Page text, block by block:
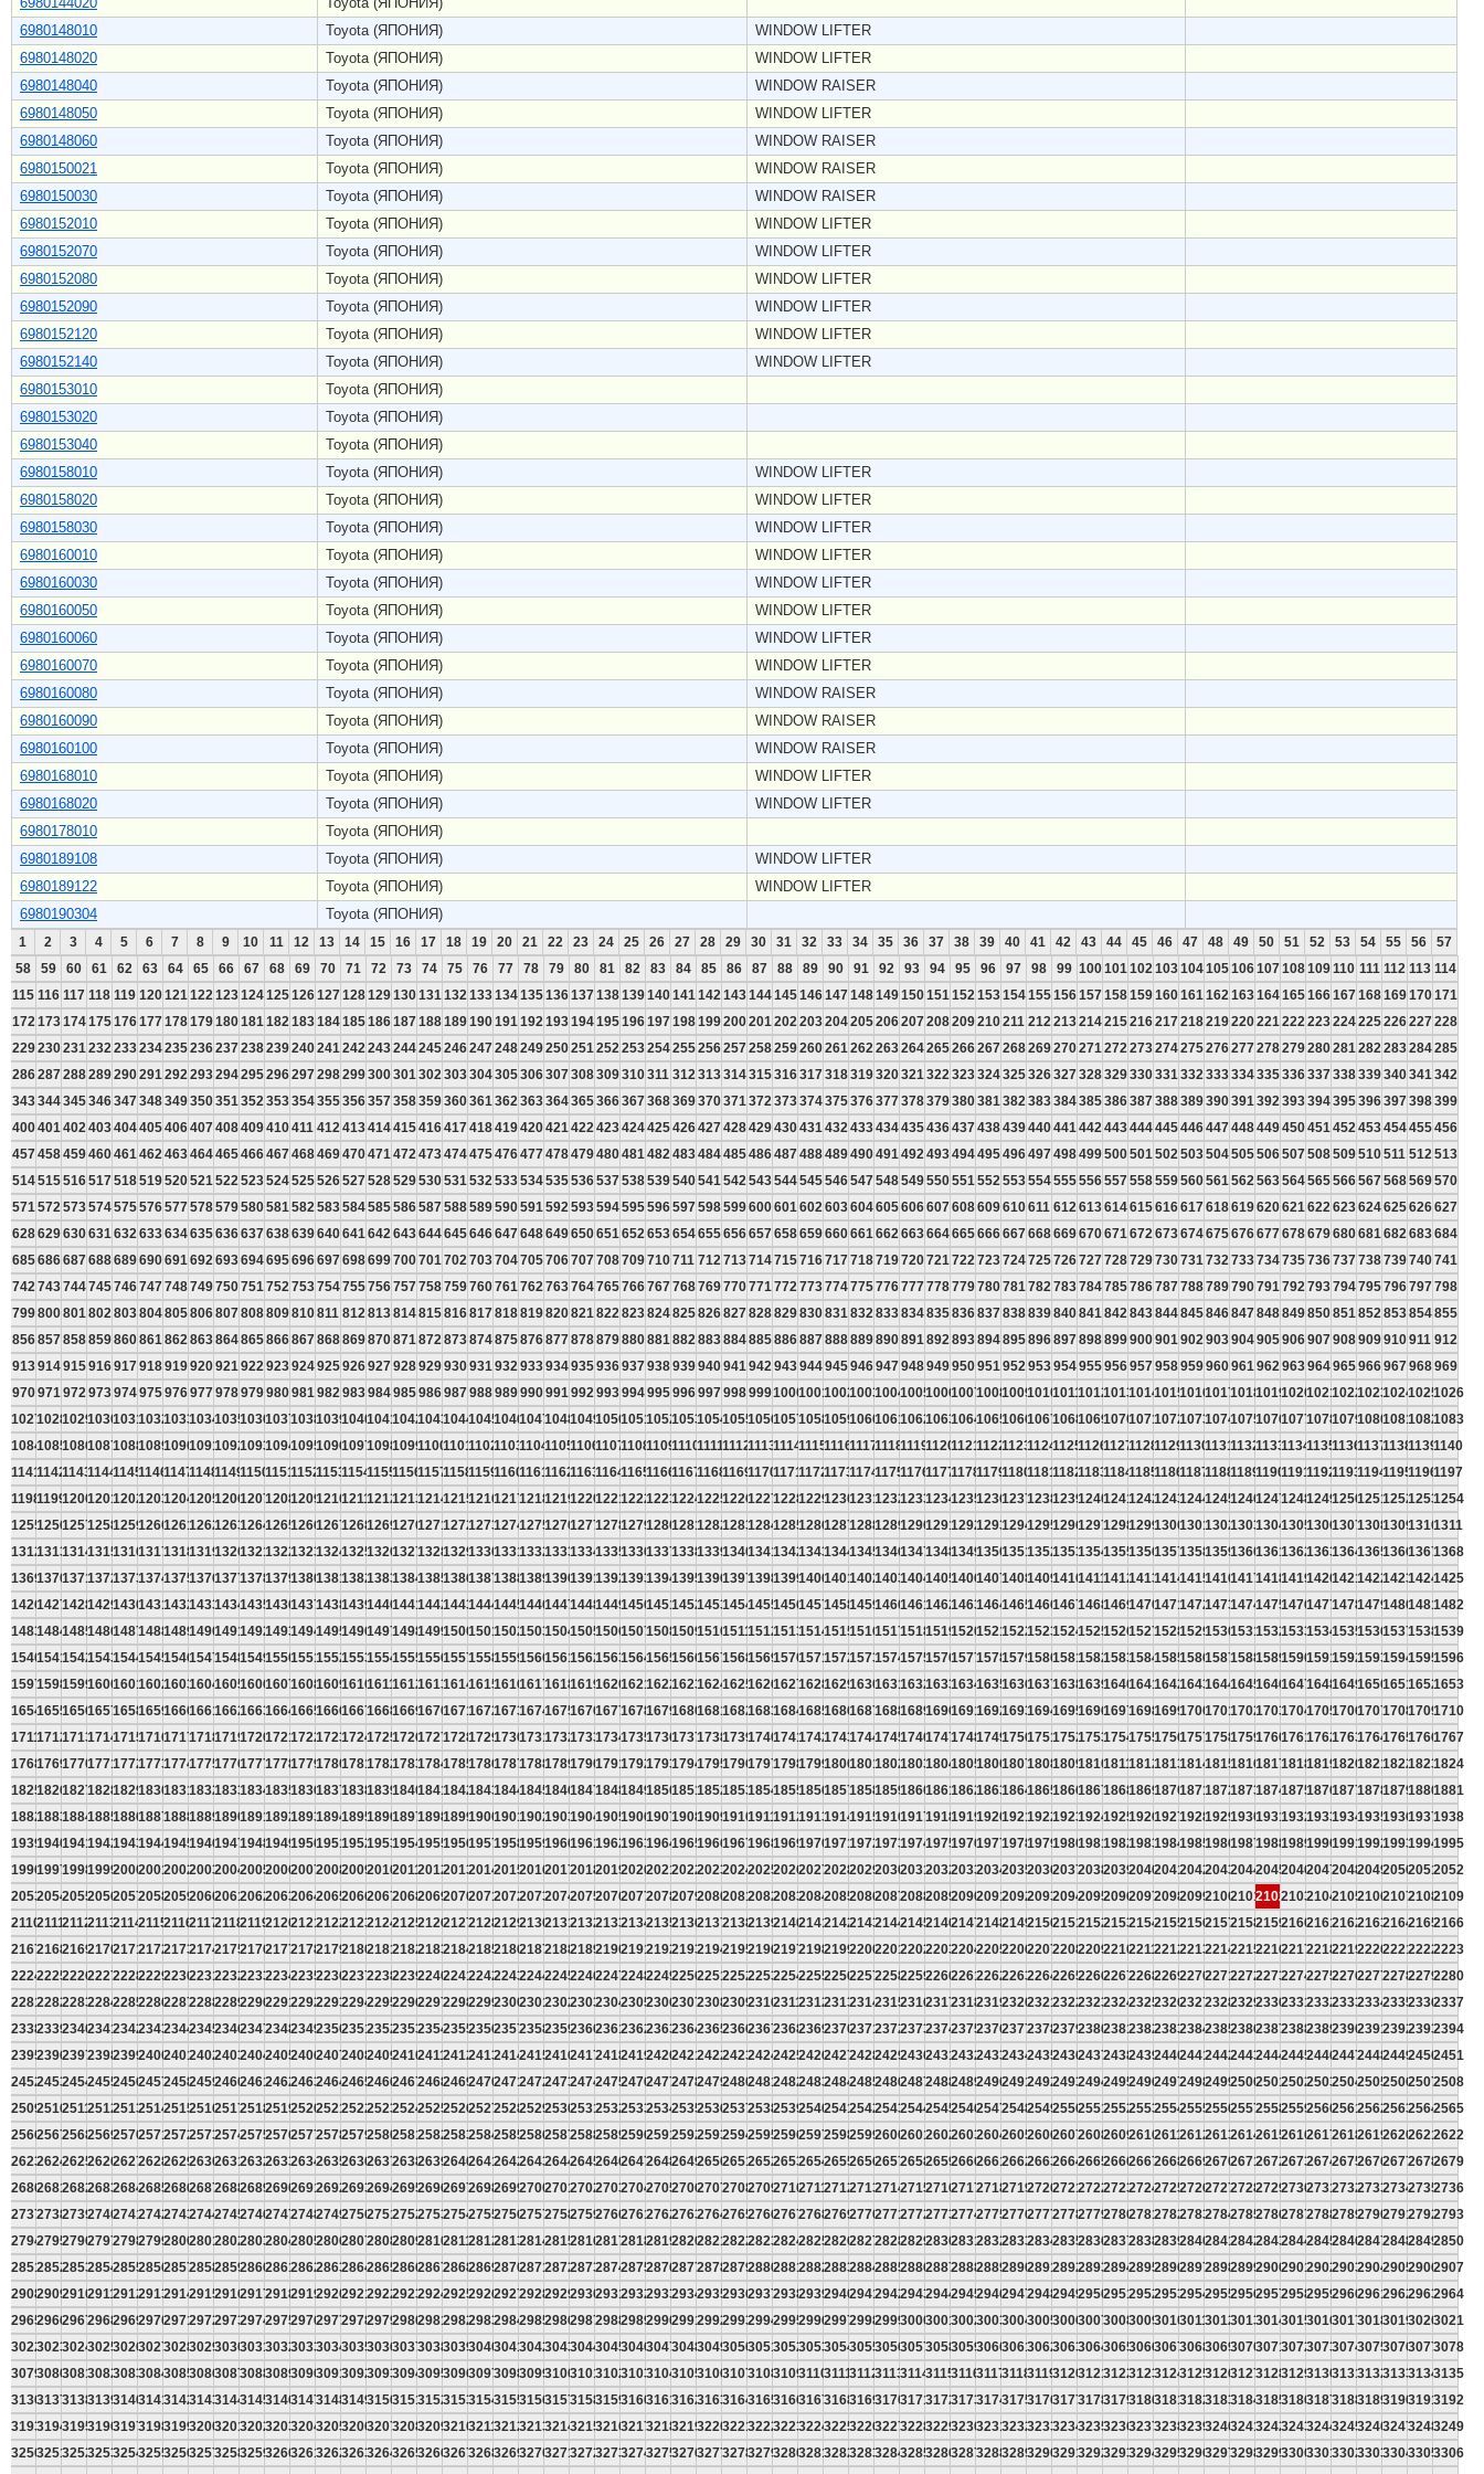
6980148010
Toyota (ЯПОНИЯ)
WINDOW LIFTER
6980148020
Toyota (ЯПОНИЯ)
WINDOW LIFTER
6980148040
Toyota (ЯПОНИЯ)
WINDOW RAISER
6980148050
Toyota (ЯПОНИЯ)
WINDOW LIFTER
6980148060
Toyota (ЯПОНИЯ)
WINDOW RAISER
6980150021
Toyota (ЯПОНИЯ)
WINDOW RAISER
6980150030
Toyota (ЯПОНИЯ)
WINDOW RAISER
6980152010
Toyota (ЯПОНИЯ)
WINDOW LIFTER
6980152070
Toyota (ЯПОНИЯ)
WINDOW LIFTER
6980152080
Toyota (ЯПОНИЯ)
WINDOW LIFTER
6980152090
Toyota (ЯПОНИЯ)
WINDOW LIFTER
6980152120
Toyota (ЯПОНИЯ)
WINDOW LIFTER
6980152140
Toyota (ЯПОНИЯ)
WINDOW LIFTER
6980153010
Toyota (ЯПОНИЯ)
6980153020
Toyota (ЯПОНИЯ)
6980153040
Toyota (ЯПОНИЯ)
6980158010
Toyota (ЯПОНИЯ)
WINDOW LIFTER
6980158020
Toyota (ЯПОНИЯ)
WINDOW LIFTER
6980158030
Toyota (ЯПОНИЯ)
WINDOW LIFTER
6980160010
Toyota (ЯПОНИЯ)
WINDOW LIFTER
6980160030
Toyota (ЯПОНИЯ)
WINDOW LIFTER
6980160050
Toyota (ЯПОНИЯ)
WINDOW LIFTER
6980160060
Toyota (ЯПОНИЯ)
WINDOW LIFTER
6980160070
Toyota (ЯПОНИЯ)
WINDOW LIFTER
6980160080
Toyota (ЯПОНИЯ)
WINDOW RAISER
6980160090
Toyota (ЯПОНИЯ)
WINDOW RAISER
6980160100
Toyota (ЯПОНИЯ)
WINDOW RAISER
6980168010
Toyota (ЯПОНИЯ)
WINDOW LIFTER
6980168020
Toyota (ЯПОНИЯ)
WINDOW LIFTER
6980178010
Toyota (ЯПОНИЯ)
6980189108
Toyota (ЯПОНИЯ)
WINDOW LIFTER
6980189122
Toyota (ЯПОНИЯ)
WINDOW LIFTER
6980190304
Toyota (ЯПОНИЯ)
1 2 3 4 5 6 7 8 9 10 11 12 13 14 15 16 17 18 19 20 21 22 23 24 25 26 27 28 29 30 31 32 33 34 35 36 37 38 39 40 41 42 43 44 45 46 47 48 49 50 51 52 53 54 55 56
57
58
59 60 61 62 63 64 65 66 67 68 69 70 71 72 73 74 75 76 77 78 79 80 81 82 83 84 85 86 87 88 89 90 91 92 93 94 95 96 97 98 99 100101 102 103104105106107108109110 111 112 113 114
115 116 117 118 119 120121 122 123124125126127128129130131 132 133134135136137138139140141 142 143144145146147148149150151 152 153154155156157158159160161 162 163164165166167168169170171
172 173174175176177178179180181 182 183184185186187188189190191 192 193194195196197198199200201 202 203204205206207208209210211 212 213214215216217218219220221 222 223224225226227228
229230231 232 233234235236237238239240241 242 243244245246247248249250251 252 253254255256257258259260261 262 263264265266267268269270271 272 273274275276277278279280281 282 283284285
286287288289290291 292 293294295296297298299300301 302 303304305306307308309310311 312 313314315316317318319320321 322 323324325326327328329330331 332 333334335336337338339340341 342
343344345346347348349350351 352 353354355356357358359360361 362 363364365366367368369370371 372 373374375376377378379380381 382 383384385386387388389390391 392 393394395396397398399
400401 402 403404405406407408409410411 412 413414415416417418419420421 422 423424425426427428429430431 432 433434435436437438439440441 442 443444445446447448449450451 452 453454455456
457458459460461 462 463464465466467468469470471 472 473474475476477478479480481 482 483484485486487488489490491 492 493494495496497498499500501 502 503504505506507508509510511 512 513
514515516517518519520521 522 523524525526527528529530531 532 533534535536537538539540541 542 543544545546547548549550551 552 553554555556557558559560561 562 563564565566567568569570
571 572 573574575576577578579580581 582 583584585586587588589590591 592 593594595596597598599600601 602 603604605606607608609610611 612 613614615616617618619620621 622 623624625626627
628629630631 632 633634635636637638639640641 642 643644645646647648649650651 652 653654655656657658659660661 662 663664665666667668669670671 672 673674675676677678679680681 682 683684
685686687688689690691 692 693694695696697698699700701 702 703704705706707708709710711 712 713714715716717718719720721 722 723724725726727728729730731 732 733734735736737738739740741
742 743744745746747748749750751 752 753754755756757758759760761 762 763764765766767768769770771 772 773774775776777778779780781 782 783784785786787788789790791 792 793794795796797798
799800801 802 803804805806807808809810811 812 813814815816817818819820821 822 823824825826827828829830831 832 833834835836837838839840841 842 843844845846847848849850851 852 853854855
856857858859860861 862 863864865866867868869870871 872 873874875876877878879880881 882 883884885886887888889890891 892 893894895896897898899900901 902 903904905906907908909910911 912
913914915916917918919920921 922 923924925926927928929930931 932 933934935936937938939940941 942 943944945946947948949950951 952 953954955956957958959960961 962 963964965966967968969
970971 972 973974975976977978979980981 982 983984985986987988989990991 992 993994995996997998999100010011002100310041005100610071008100910101011101210131014101510161017101810191020102110221023102410251026
102710281029103010311032103310341035103610371038103910401041104210431044104510461047104810491050105110521053105410551056105710581059106010611062106310641065106610671068106910701071107210731074107510761077107810791080108110821083
108410851086108710881089109010911092109310941095109610971098109911001101110211031104110511061107110811091110111111121113111411151116111711181119112011211122112311241125112611271128112911301131113211331134113511361137113811391140
114111421143114411451146114711481149115011511152115311541155115611571158115911601161116211631164116511661167116811691170117111721173117411751176117711781179118011811182118311841185118611871188118911901191119211931194119511961197
119811991200120112021203120412051206120712081209121012111212121312141215121612171218121912201221122212231224122512261227122812291230123112321233123412351236123712381239124012411242124312441245124612471248124912501251125212531254
125512561257125812591260126112621263126412651266126712681269127012711272127312741275127612771278127912801281128212831284128512861287128812891290129112921293129412951296129712981299130013011302130313041305130613071308130913101311
131213131314131513161317131813191320132113221323132413251326132713281329133013311332133313341335133613371338133913401341134213431344134513461347134813491350135113521353135413551356135713581359136013611362136313641365136613671368
136913701371137213731374137513761377137813791380138113821383138413851386138713881389139013911392139313941395139613971398139914001401140214031404140514061407140814091410141114121413141414151416141714181419142014211422142314241425
142614271428142914301431143214331434143514361437143814391440144114421443144414451446144714481449145014511452145314541455145614571458145914601461146214631464146514661467146814691470147114721473147414751476147714781479148014811482
148314841485148614871488148914901491149214931494149514961497149814991500150115021503150415051506150715081509151015111512151315141515151615171518151915201521152215231524152515261527152815291530153115321533153415351536153715381539
154015411542154315441545154615471548154915501551155215531554155515561557155815591560156115621563156415651566156715681569157015711572157315741575157615771578157915801581158215831584158515861587158815891590159115921593159415951596
159715981599160016011602160316041605160616071608160916101611161216131614161516161617161816191620162116221623162416251626162716281629163016311632163316341635163616371638163916401641164216431644164516461647164816491650165116521653
165416551656165716581659166016611662166316641665166616671668166916701671167216731674167516761677167816791680168116821683168416851686168716881689169016911692169316941695169616971698169917001701170217031704170517061707170817091710
171117121713171417151716171717181719172017211722172317241725172617271728172917301731173217331734173517361737173817391740174117421743174417451746174717481749175017511752175317541755175617571758175917601761176217631764176517661767
176817691770177117721773177417751776177717781779178017811782178317841785178617871788178917901791179217931794179517961797179817991800180118021803180418051806180718081809181018111812181318141815181618171818181918201821182218231824
182518261827182818291830183118321833183418351836183718381839184018411842184318441845184618471848184918501851185218531854185518561857185818591860186118621863186418651866186718681869187018711872187318741875187618771878187918801881
188218831884188518861887188818891890189118921893189418951896189718981899190019011902190319041905190619071908190919101911191219131914191519161917191819191920192119221923192419251926192719281929193019311932193319341935193619371938
193919401941194219431944194519461947194819491950195119521953195419551956195719581959196019611962196319641965196619671968196919701971197219731974197519761977197819791980198119821983198419851986198719881989199019911992199319941995
199619971998199920002001200220032004200520062007200820092010201120122013201420152016201720182019202020212022202320242025202620272028202920302031203220332034203520362037203820392040204120422043204420452046204720482049205020512052
205320542055205620572058205920602061206220632064206520662067206820692070207120722073207420752076207720782079208020812082208320842085208620872088208920902091209220932094209520962097209820992100210121022103210421052106210721082109
211021112112211321142115211621172118211921202121212221232124212521262127212821292130213121322133213421352136213721382139214021412142214321442145214621472148214921502151215221532154215521562157215821592160216121622163216421652166
216721682169217021712172217321742175217621772178217921802181218221832184218521862187218821892190219121922193219421952196219721982199220022012202220322042205220622072208220922102211221222132214221522162217221822192220222122222223
222422252226222722282229223022312232223322342235223622372238223922402241224222432244224522462247224822492250225122522253225422552256225722582259226022612262226322642265226622672268226922702271227222732274227522762277227822792280
228122822283228422852286228722882289229022912292229322942295229622972298229923002301230223032304230523062307230823092310231123122313231423152316231723182319232023212322232323242325232623272328232923302331233223332334233523362337
233823392340234123422343234423452346234723482349235023512352235323542355235623572358235923602361236223632364236523662367236823692370237123722373237423752376237723782379238023812382238323842385238623872388238923902391239223932394
239523962397239823992400240124022403240424052406240724082409241024112412241324142415241624172418241924202421242224232424242524262427242824292430243124322433243424352436243724382439244024412442244324442445244624472448244924502451
245224532454245524562457245824592460246124622463246424652466246724682469247024712472247324742475247624772478247924802481248224832484248524862487248824892490249124922493249424952496249724982499250025012502250325042505250625072508
250925102511251225132514251525162517251825192520252125222523252425252526252725282529253025312532253325342535253625372538253925402541254225432544254525462547254825492550255125522553255425552556255725582559256025612562256325642565
256625672568256925702571257225732574257525762577257825792580258125822583258425852586258725882589259025912592259325942595259625972598259926002601260226032604260526062607260826092610261126122613261426152616261726182619262026212622
262326242625262626272628262926302631263226332634263526362637263826392640264126422643264426452646264726482649265026512652265326542655265626572658265926602661266226632664266526662667266826692670267126722673267426752676267726782679
268026812682268326842685268626872688268926902691269226932694269526962697269826992700270127022703270427052706270727082709271027112712271327142715271627172718271927202721272227232724272527262727272827292730273127322733273427352736
273727382739274027412742274327442745274627472748274927502751275227532754275527562757275827592760276127622763276427652766276727682769277027712772277327742775277627772778277927802781278227832784278527862787278827892790279127922793
279427952796279727982799280028012802280328042805280628072808280928102811281228132814281528162817281828192820282128222823282428252826282728282829283028312832283328342835283628372838283928402841284228432844284528462847284828492850
285128522853285428552856285728582859286028612862286328642865286628672868286928702871287228732874287528762877287828792880288128822883288428852886288728882889289028912892289328942895289628972898289929002901290229032904290529062907
290829092910291129122913291429152916291729182919292029212922292329242925292629272928292929302931293229332934293529362937293829392940294129422943294429452946294729482949295029512952295329542955295629572958295929602961296229632964
296529662967296829692970297129722973297429752976297729782979298029812982298329842985298629872988298929902991299229932994299529962997299829993000300130023003300430053006300730083009301030113012301330143015301630173018301930203021
302230233024302530263027302830293030303130323033303430353036303730383039304030413042304330443045304630473048304930503051305230533054305530563057305830593060306130623063306430653066306730683069307030713072307330743075307630773078
307930803081308230833084308530863087308830893090309130923093309430953096309730983099310031013102310331043105310631073108310931103111311231133114311531163117311831193120312131223123312431253126312731283129313031313132313331343135
313631373138313931403141314231433144314531463147314831493150315131523153315431553156315731583159316031613162316331643165316631673168316931703171317231733174317531763177317831793180318131823183318431853186318731883189319031913192
319331943195319631973198319932003201320232033204320532063207320832093210321132123213321432153216321732183219322032213222322332243225322632273228322932303231323232333234323532363237323832393240324132423243324432453246324732483249
325032513252325332543255325632573258325932603261326232633264326532663267326832693270327132723273327432753276327732783279328032813282328332843285328632873288328932903291329232933294329532963297329832993300330133023303330433053306